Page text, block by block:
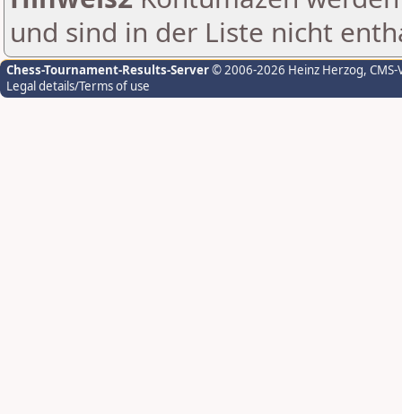
und sind in der Liste nicht
Chess-Tournament-Results-Server© 2006-2026 Heinz Herzog,
Legal details/Terms of use